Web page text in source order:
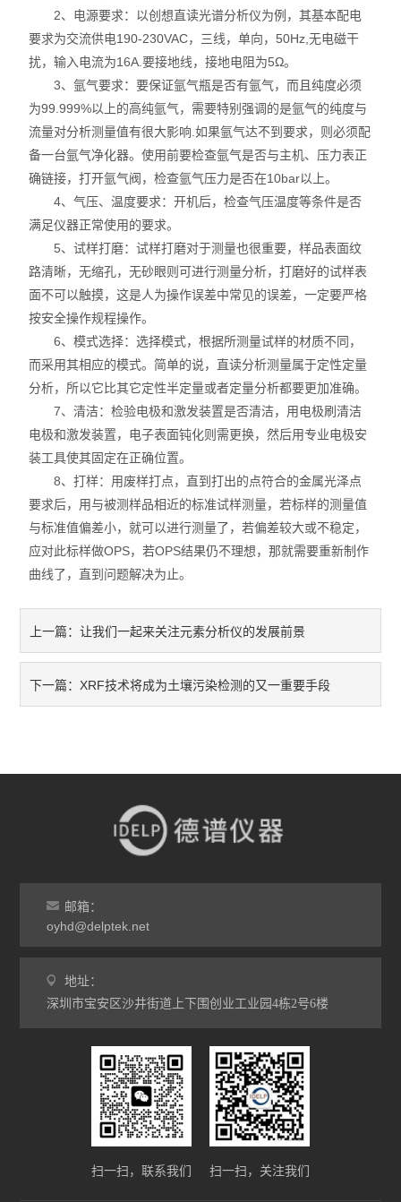
不锈钢分析仪
镀层测厚仪/膜厚仪
维修国内、国外ROHS检测仪
口罩设备
光谱仪
气质联用仪
RoHS2.0检测仪
2、电源要求：以创想直读光谱分析仪为例，其基本配电
要求为交流供电190-230VAC，三线，单向，50Hz,无电磁干
扰，输入电流为16A.要接地线，接地电阻为5Ω。
3、氩气要求：要保证氩气瓶是否有氩气，而且纯度必须
为99.999%以上的高纯氩气，需要特别强调的是氩气的纯度与
流量对分析测量值有很大影响.如果氩气达不到要求，则必须配
备一台氩气净化器。使用前要检查氩气是否与主机、压力表正
确链接，打开氩气阀，检查氩气压力是否在10bar以上。
4、气压、温度要求：开机后，检查气压温度等条件是否
满足仪器正常使用的要求。
5、试样打磨：试样打磨对于测量也很重要，样品表面纹
路清晰，无缩孔，无砂眼则可进行测量分析，打磨好的试样表
面不可以触摸，这是人为操作误差中常见的误差，一定要严格
按安全操作规程操作。
6、模式选择：选择模式，根据所测量试样的材质不同，
而采用其相应的模式。简单的说，直读分析测量属于定性定量
分析，所以它比其它定性半定量或者定量分析都要更加准确。
7、清洁：检验电极和激发装置是否清洁，用电极刷清洁
电极和激发装置，电子表面钝化则需更换，然后用专业电极安
装工具使其固定在正确位置。
8、打样：用废样打点，直到打出的点符合的金属光泽点
要求后，用与被测样品相近的标准试样测量，若标样的测量值
与标准值偏差小，就可以进行测量了，若偏差较大或不稳定，
应对此标样做OPS，若OPS结果仍不理想，那就需要重新制作
曲线了，直到问题解决为止。
上一篇：让我们一起来关注元素分析仪的发展前景
下一篇：XRF技术将成为土壤污染检测的又一重要手段
邮箱：
oyhd@delptek.net
地址：
深圳市宝安区沙井街道上下围创业工业园4栋2号6楼
扫一扫，联系我们 扫一扫，关注我们